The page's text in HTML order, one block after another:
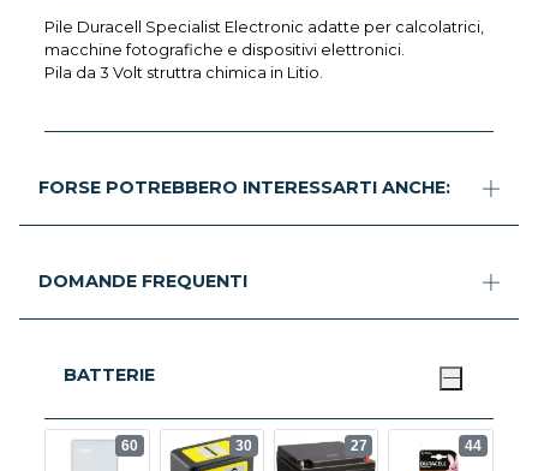
Pile Duracell Specialist Electronic adatte per calcolatrici,
macchine fotografiche e dispositivi elettronici.
Pila da 3 Volt struttra chimica in Litio.
FORSE POTREBBERO INTERESSARTI ANCHE:
DOMANDE FREQUENTI
BATTERIE
60 30 27 44